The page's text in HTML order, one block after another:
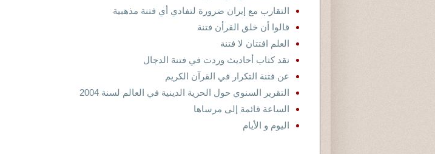
التقارب مع إيران ضرورة لتفادي أي فتنة مذهبية
قالوا أن خلق القرأن فتنة
العلم افتتان لا فتنة
نقد كتاب أحاديث وردت في فتنة الدجال
عن فتنة التكرار في القرآن الكريم
التقرير السنوي حول الحرية الدينية في العالم لسنة 2004
الساعة قائمة إلى مرساها
اليوم و الأيام